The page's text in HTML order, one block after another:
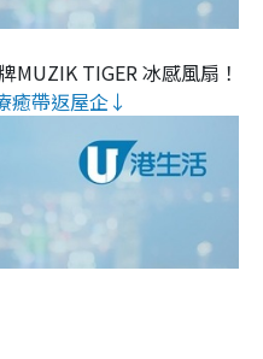
MUZIK TIGER 冰感風扇！
癒帶返屋企↓